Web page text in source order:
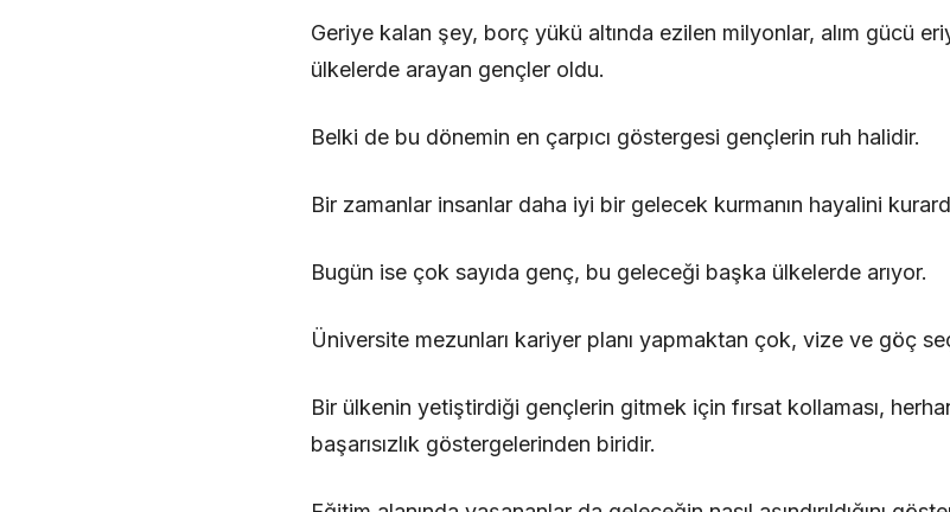
Geriye kalan şey, borç yükü altında ezilen milyonlar, alım gücü
ülkelerde arayan gençler oldu.
Belki de bu dönemin en çarpıcı göstergesi gençlerin ruh halidir.
Bir zamanlar insanlar daha iyi bir gelecek kurmanın hayalini
Bugün ise çok sayıda genç, bu geleceği başka ülkelerde arıyor.
Üniversite mezunları kariyer planı yapmaktan çok, vize ve göç
Bir ülkenin yetiştirdiği gençlerin gitmek için fırsat kollaması,
başarısızlık göstergelerinden biridir.